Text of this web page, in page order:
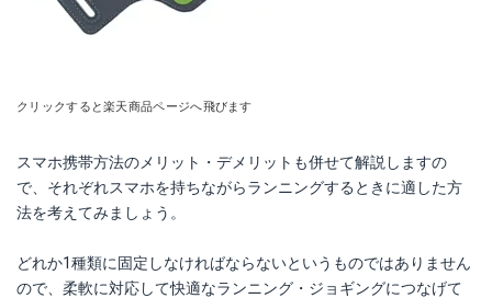
クリックすると楽天商品ページへ飛びます
スマホ携帯方法のメリット・デメリットも併せて解説しますの
で、それぞれスマホを持ちながらランニングするときに適した方
法を考えてみましょう。
どれか1種類に固定しなければならないというものではありません
ので、柔軟に対応して快適なランニング・ジョギングにつなげて